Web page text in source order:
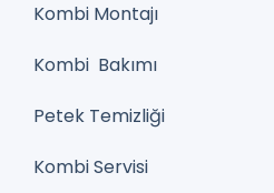
Kombi Montajı
Kombi Bakımı
Petek Temizliği
Kombi Servisi